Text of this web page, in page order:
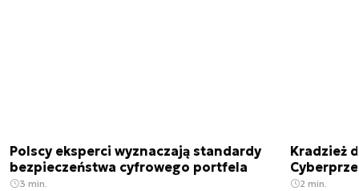
Polscy eksperci wyznaczają standardy
bezpieczeństwa cyfrowego portfela
3 min.
Kradzież
2 min.